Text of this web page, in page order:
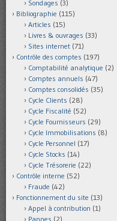
Sondages (3)
Bibliographie (115)
Articles (15)
Livres & ouvrages (33)
Sites internet (71)
Contrôle des comptes (197)
Comptabilité analytique (2)
Comptes annuels (47)
Comptes consolidés (35)
Cycle Clients (28)
Cycle Fiscalité (52)
Cycle Fournisseurs (29)
Cycle Immobilisations (8)
Cycle Personnel (17)
Cycle Stocks (14)
Cycle Trésorerie (22)
Contrôle interne (52)
Fraude (42)
Fonctionnement du site (13)
Appel à contribution (1)
Pannes (2)